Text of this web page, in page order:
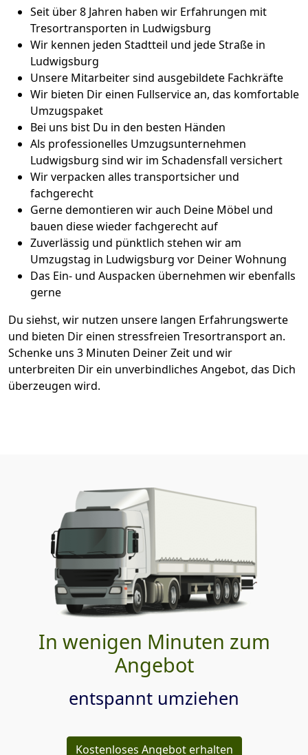
Seit über 8 Jahren haben wir Erfahrungen mit
Tresortransporten in Ludwigsburg
Wir kennen jeden Stadtteil und jede Straße in
Ludwigsburg
Unsere Mitarbeiter sind ausgebildete Fachkräfte
Wir bieten Dir einen Fullservice an, das komfortable
Umzugspaket
Bei uns bist Du in den besten Händen
Als professionelles Umzugsunternehmen
Ludwigsburg sind wir im Schadensfall versichert
Wir verpacken alles transportsicher und
fachgerecht
Gerne demontieren wir auch Deine Möbel und
bauen diese wieder fachgerecht auf
Zuverlässig und pünktlich stehen wir am
Umzugstag in Ludwigsburg vor Deiner Wohnung
Das Ein- und Auspacken übernehmen wir ebenfalls
gerne
Du siehst, wir nutzen unsere langen Erfahrungswerte
und bieten Dir einen stressfreien Tresortransport an.
Schenke uns 3 Minuten Deiner Zeit und wir
unterbreiten Dir ein unverbindliches Angebot, das Dich
überzeugen wird.
In wenigen Minuten zum
Angebot
entspannt umziehen
Kostenloses Angebot erhalten